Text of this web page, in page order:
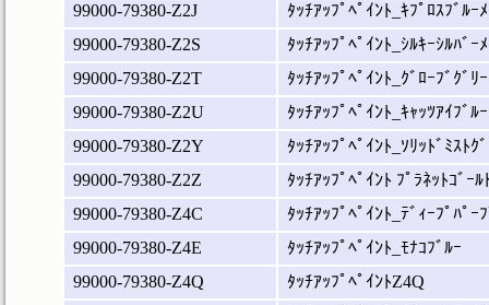
99000-79380-Z2J
ﾀｯﾁｱｯﾌﾟﾍﾟｲﾝﾄ_ｷﾌﾟﾛｽﾌﾞﾙｰ
99000-79380-Z2S
ﾀｯﾁｱｯﾌﾟﾍﾟｲﾝﾄ_ｼﾙｷｰｼﾙﾊﾞｰ
99000-79380-Z2T
ﾀｯﾁｱｯﾌﾟﾍﾟｲﾝﾄ_ｸﾞﾛｰﾌﾞｸﾞﾘ
99000-79380-Z2U
ﾀｯﾁｱｯﾌﾟﾍﾟｲﾝﾄ_ｷｬｯﾂｱｲﾌﾞﾙ
99000-79380-Z2Y
ﾀｯﾁｱｯﾌﾟﾍﾟｲﾝﾄ_ｿﾘｯﾄﾞﾐｽﾄｸ
99000-79380-Z2Z
ﾀｯﾁｱｯﾌﾟﾍﾟｲﾝﾄ ﾌﾟﾗﾈｯﾄｺﾞｰﾙ
99000-79380-Z4C
ﾀｯﾁｱｯﾌﾟﾍﾟｲﾝﾄ_ﾃﾞｨｰﾌﾟﾊﾟｰ
99000-79380-Z4E
ﾀｯﾁｱｯﾌﾟﾍﾟｲﾝﾄ_ﾓﾅｺﾌﾞﾙｰ
99000-79380-Z4Q
ﾀｯﾁｱｯﾌﾟﾍﾟｲﾝﾄZ4Q